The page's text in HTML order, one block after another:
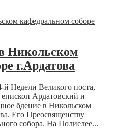
Никольском
г.Ардатова
й Недели Великого поста,
Ардатовский и
бдение в Никольском
Его Преосвященству
собора. На Полиелее...